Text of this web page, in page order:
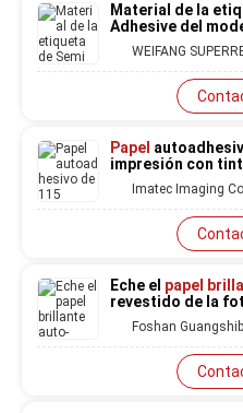
Material de la
Adhesive del
de líneas blanco
pegamento de
WEIFANG
Papel
impresión con
Imatec Imaging
Eche el papel
revestido de la
Foshan